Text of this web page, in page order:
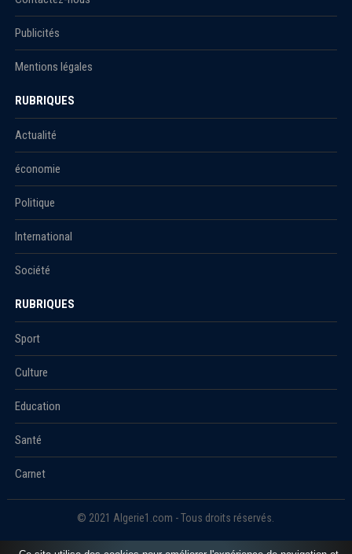
Publicités
Mentions légales
RUBRIQUES
Actualité
économie
Politique
International
Société
RUBRIQUES
Sport
Culture
Education
Santé
Carnet
© 2021 Algerie1.com - Tous droits réservés.